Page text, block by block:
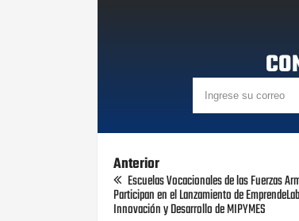
Anterior
Escuelas Vocacionales de las Fuerzas
Participan en el Lanzamiento de
Innovación y Desarrollo de MIPYMES